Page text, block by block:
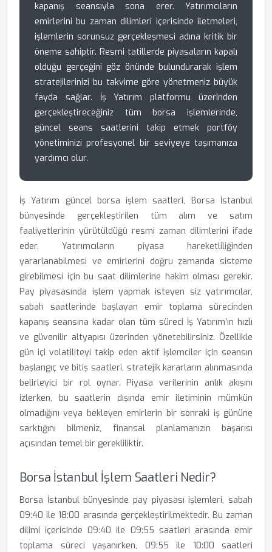
kapanış seansıyla sona erer. Yatırımcıların
emirlerini bu zaman dilimleri içerisinde iletmeleri,
işlemlerin sorunsuz gerçekleşmesi adına kritik bir
öneme sahiptir. Resmi tatillerde piyasaların kapalı
olduğu gerçeğini göz önünde bulundurarak işlem
stratejilerinizi bu takvime göre yönetmeniz büyük
fayda sağlar. İş Yatırım platformu üzerinden
gerçekleştireceğiniz tüm borsa işlemlerinde,
güncel seans saatlerini takip etmek portföy
yönetiminizi profesyonel bir seviyeye taşımanıza
yardımcı olur.
İş Yatırım güncel borsa işlem saatleri, Borsa İstanbul
bünyesinde gerçekleştirilen tüm alım ve satım
faaliyetlerinin yürütüldüğü resmi zaman dilimlerini ifade
eder. Yatırımcıların piyasa hareketliliğinden
yararlanabilmesi ve emirlerini doğru zamanda sisteme
girebilmesi için bu saat dilimlerine hakim olması gerekir.
Pay piyasasında işlem yapmak isteyen siz yatırımcılar,
sabah saatlerinde başlayan emir toplama sürecinden
kapanış seansına kadar olan tüm süreci İş Yatırım’ın hızlı
ve güvenilir altyapısı üzerinden yönetebilirsiniz. Özellikle
gün içi volatiliteyi takip eden aktif işlemciler için seansın
başlangıç ve bitiş saatleri, stratejik kararların alınmasında
belirleyici bir rol oynar. Piyasa verilerinin anlık akışını
izlerken, bu saatlerin dışında emir iletiminin mümkün
olmadığını veya bekleyen emirlerin bir sonraki iş gününe
sarktığını bilmeniz, finansal planlamanızın başarısı
açısından temel bir gerekliliktir.
Borsa İstanbul İşlem Saatleri Nedir?
Borsa İstanbul bünyesinde pay piyasası işlemleri, sabah
09:40 ile 18:00 arasında gerçekleştirilmektedir. Bu zaman
dilimi içerisinde 09:40 ile 09:55 saatleri arasında emir
toplama süreci yaşanırken, 09:55 ile 10:00 saatleri